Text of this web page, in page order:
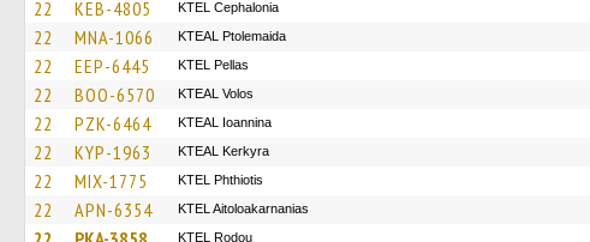
22 KEB-4805 KTEL Cephalonia
22 MNA-1066 KTEAL Ptolemaida
22 EEP-6445 KTEL Pellas
22 BOO-6570 KTEAL Volos
22 PZK-6464 KTEAL Ioannina
22 KYP-1963 KTEAL Kerkyra
22 MIX-1775 ΚΤΕL Phthiotis
22 APN-6354 KTEL Aitoloakarnanias
ΚΤΕL Rodou